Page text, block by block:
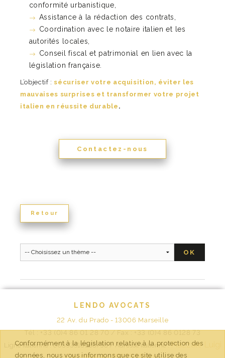
conformité urbanistique,
Assistance à la rédaction des contrats,
Coordination avec le notaire italien et les
autorités locales,
Conseil fiscal et patrimonial en lien avec la
législation française.
L’objectif :sécuriser votre acquisition, éviter les
mauvaises surprises et transformer votre projet
italien en réussite durable .
Contactez-nous
Retour
LENDO AVOCATS
22 Av. du Prado - 13006 Marseille
Tél : +33 (0)4 86 01 28 70 / Fax : +33 (0)4 86 0128 73
Ligne italienne : 00393518988738 / Adresse italienne :Piazzale Luigi
Conformément à la législation relative à la protection des
données, nous vous informons que ce site utilise des